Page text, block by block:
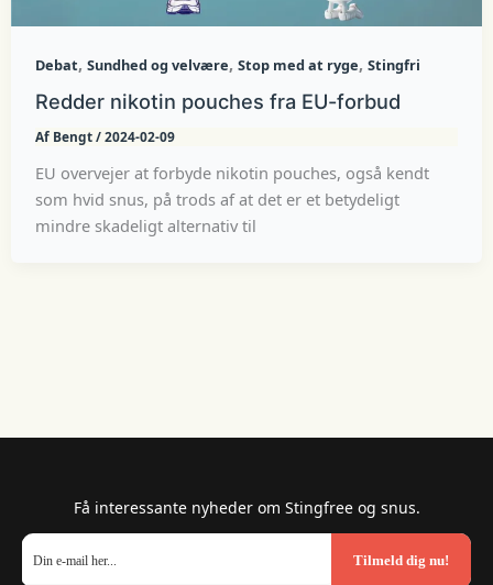
Debat, Sundhed og velvære, Stop med at ryge, Stingfri
Redder nikotin pouches fra EU-forbud
Af Bengt/2024-02-09
EU overvejer at forbyde nikotin pouches, også kendt
som hvid snus, på trods af at det er et betydeligt
mindre skadeligt alternativ til
Få interessante nyheder om Stingfree og snus.
Tilmeld dig nu!